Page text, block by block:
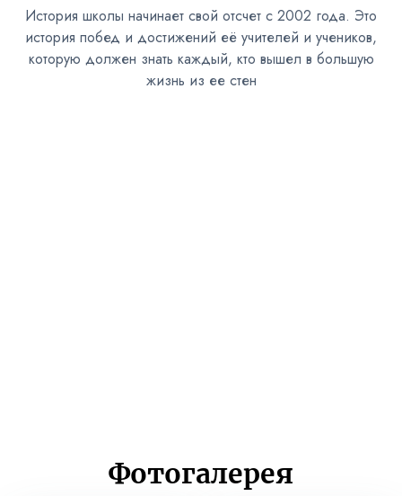
История школы начинает свой отсчет с 2002 года. Это
история побед и достижений её учителей и учеников,
которую должен знать каждый, кто вышел в большую
жизнь из ее стен
Фотогалерея